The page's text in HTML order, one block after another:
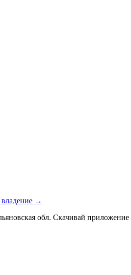
владение →
обл. Скачивай